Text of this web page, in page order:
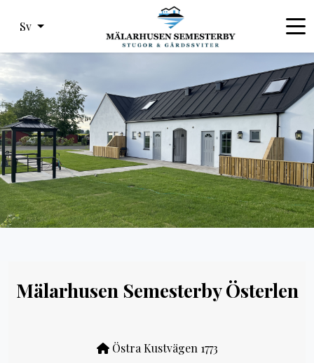
Sv
Mälarhusen Semesterby Österlen
Östra Kustvägen 1773